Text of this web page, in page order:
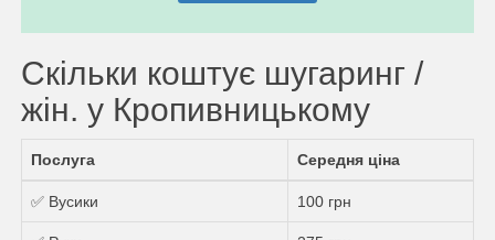
Скільки коштує шугаринг /
жін. у Кропивницькому
Послуга Середня ціна
✅ Вусики 100 грн